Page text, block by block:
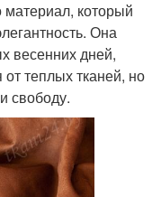
который
Она
весенних дней,
от теплых тканей, но
свободу.